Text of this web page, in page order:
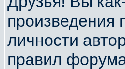
произведения
личности
правил